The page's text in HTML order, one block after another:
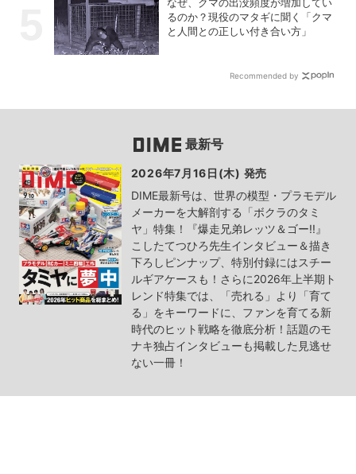
るのか？現役のマタギに聞く「クマ
と人間との正しい付き合い方」
Recommended by
最新号
2026年7月16日(木) 発売
DIME最新号は、世界の模型・プラモデル
メーカーを大解剖する「ボクラのタミ
ヤ」特集！『爆走兄弟レッツ＆ゴー!!』
こしたてつひろ先生インタビュー＆描き
下ろしピンナップ、特別付録にはスチー
ルギアケースも！さらに2026年上半期ト
レンド特集では、「売れる」より「育て
る」をキーワードに、ファンを育てる新
時代のヒット戦略を徹底分析！話題のモ
ナキ独占インタビューも掲載した見逃せ
ない一冊！